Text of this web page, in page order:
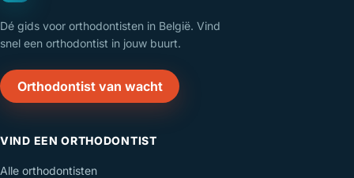
Dé gids voor orthodontisten in België. Vind
snel een orthodontist in jouw buurt.
Orthodontist van wacht
VIND EEN ORTHODONTIST
Alle orthodontisten